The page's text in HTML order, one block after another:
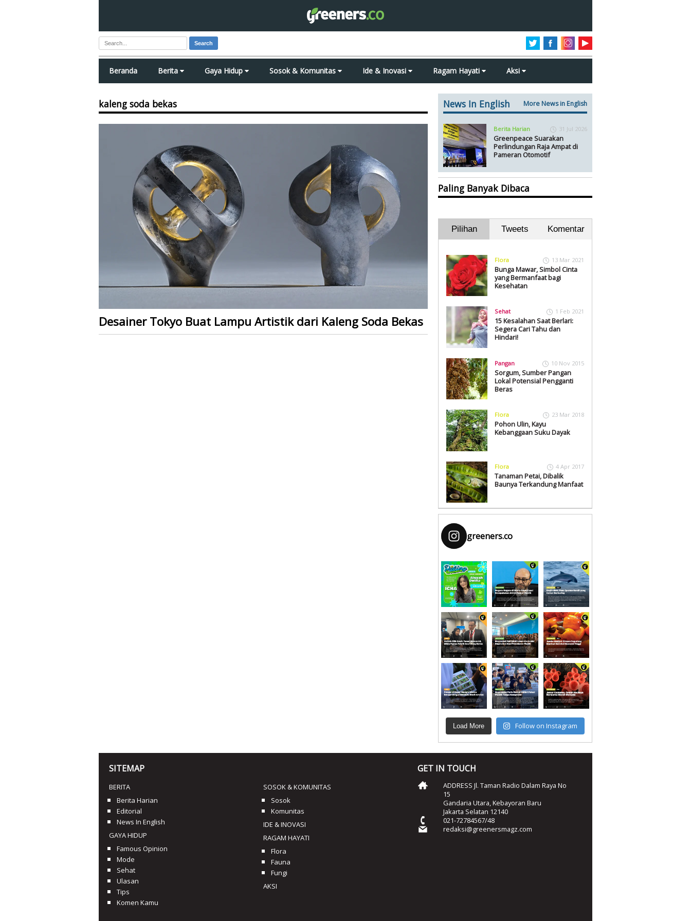
Search
Beranda Berita Gaya Hidup Sosok & Komunitas Ide & Inovasi Ragam Hayati Aksi
kaleng soda bekas
Desainer Tokyo Buat Lampu Artistik dari Kaleng Soda Bekas
News In English More News in English
Berita Harian 31 Jul 2026
Greenpeace Suarakan
Perlindungan Raja Ampat di
Pameran Otomotif
Paling Banyak Dibaca
Pilihan Tweets Komentar
Flora 13 Mar 2021
Bunga Mawar, Simbol Cinta
yang Bermanfaat bagi
Kesehatan
Sehat 1 Feb 2021
15 Kesalahan Saat Berlari:
Segera Cari Tahu dan
Hindari!
Pangan 10 Nov 2015
Sorgum, Sumber Pangan
Lokal Potensial Pengganti
Beras
Flora 23 Mar 2018
Pohon Ulin, Kayu
Kebanggaan Suku Dayak
Flora 4 Apr 2017
Tanaman Petai, Dibalik
Baunya Terkandung Manfaat
greeners.co
Load More Follow on Instagram
SITEMAP
BERITA
Berita Harian
Editorial
News In English
GAYA HIDUP
Famous Opinion
Mode
Sehat
Ulasan
Tips
Komen Kamu
SOSOK & KOMUNITAS
Sosok
Komunitas
IDE & INOVASI
RAGAM HAYATI
Flora
Fauna
Fungi
AKSI
GET IN TOUCH
ADDRESS Jl. Taman Radio Dalam Raya No
15
Gandaria Utara, Kebayoran Baru
Jakarta Selatan 12140
021-72784567/48
redaksi@greenersmagz.com